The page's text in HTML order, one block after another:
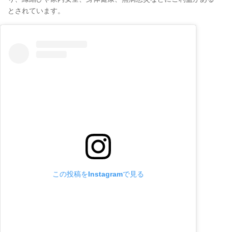
とされています。
この投稿をInstagramで見る